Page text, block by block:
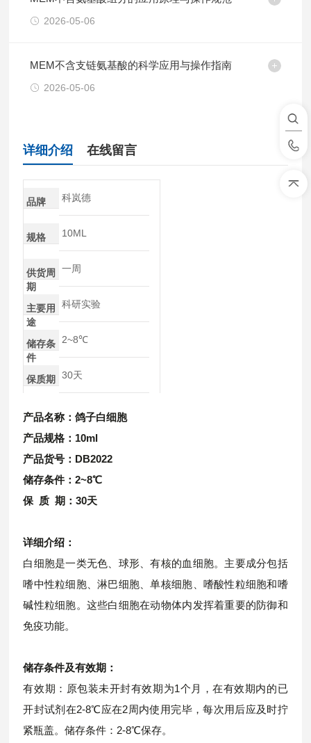
2026-05-06
MEM不含支链氨基酸的科学应用与操作指南
2026-05-06
详细介绍 在线留言
品牌 科岚德
规格 10ML
供货周
期
一周
主要用
途
科研实验
储存条
件
2~8℃
保质期 30天
产品名称：鸽子白细胞
产品规格：10ml
产品货号： DB2022
储存条件：2~8℃
保 质 期：30天
详细介绍：
白细胞是一类无色、球形、有核的血细胞。主要成分包括
嗜中性粒细胞、淋巴细胞、单核细胞、嗜酸性粒细胞和嗜
碱性粒细胞。这些白细胞在动物体内发挥着重要的防御和
免疫功能。
储存条件及有效期：
有效期：原包装未开封有效期为1个月，在有效期内的已
开封试剂在2-8℃应在2周内使用完毕，每次用后应及时拧
紧瓶盖。储存条件：2-8℃保存。